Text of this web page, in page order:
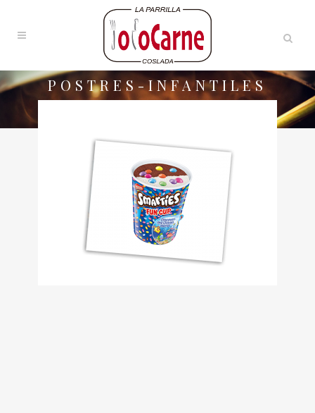
POSTRES-INFANTILES